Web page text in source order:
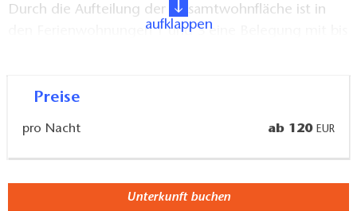
Durch die Aufteilung der Gesamtwohnfläche ist in
den Ferienwohnungen 1 und 3 eine Belegung mit bis
komfortablen Wohnungen willkommen heißen!
Ausstattung der Ferienwohnungen
aufklappen
Preise
pro Nacht ab 120 EUR
Unterkunft buchen